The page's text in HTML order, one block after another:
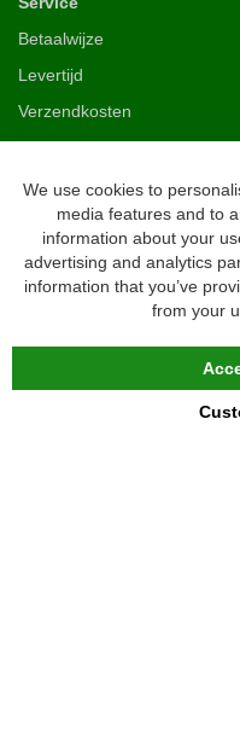
Betaalwijze
Levertijd
Verzendkosten
Ruilen & retourneren
Vragen
Veelgestelde vragen
Maattabel
We use cookies to
media features and to
information about your
advertising and analytics
information that you’ve
from your